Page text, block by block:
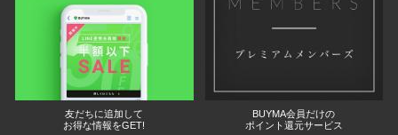
友だちに追加して
お得な情報をGET!
BUYMA会員だけの
ポイント還元サービス